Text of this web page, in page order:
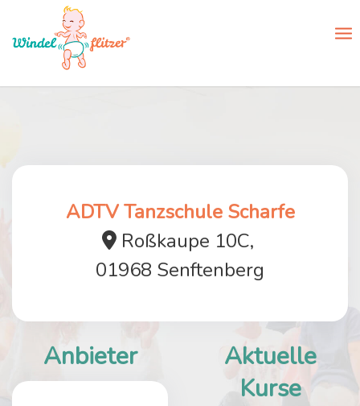
ADTV Tanzschule Scharfe
Roßkaupe 10C,
01968 Senftenberg
Anbieter
Aktuelle
Kurse